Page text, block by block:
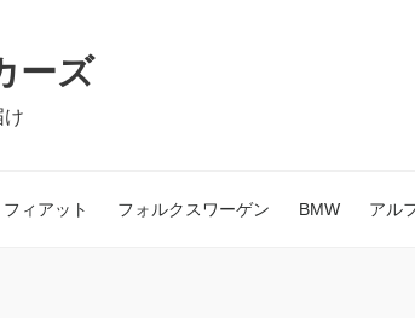
ーズ
け
フィアット フォルクスワーゲン BMW アル